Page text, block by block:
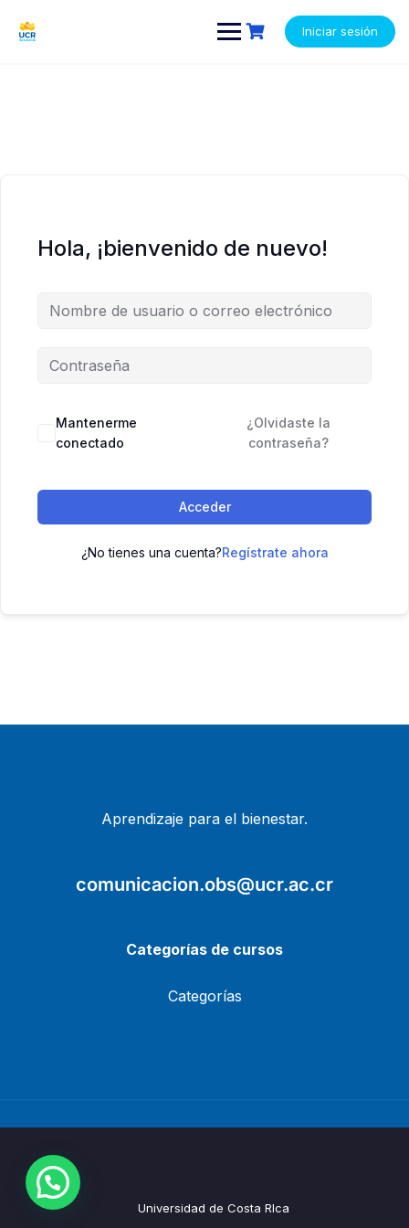
contenido
Iniciar sesión
Hola, ¡bienvenido de nuevo!
Mantenerme
conectado
¿Olvidaste la
contraseña?
Acceder
¿No tienes una cuenta?Regístrate ahora
Aprendizaje para el bienestar.
comunicacion.obs@ucr.ac.cr
Categorías de cursos
Categorías
Universidad de Costa RIca